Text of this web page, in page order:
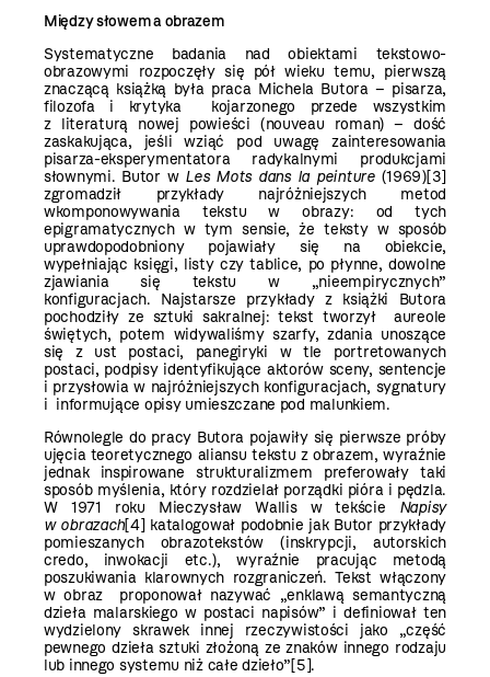
Między słowem a obrazem
Systematyczne badania nad obiektami tekstowo-
obrazowymi rozpoczęły się pół wieku temu, pierwszą
znaczącą książką była praca Michela Butora – pisarza,
filozofa i krytyka kojarzonego przede wszystkim
z literaturą nowej powieści (nouveau roman) – dość
zaskakująca, jeśli wziąć pod uwagę zainteresowania
pisarza-eksperymentatora radykalnymi produkcjami
słownymi. Butor w Les Mots dans la peinture(1969)[3]
zgromadził przykłady najróżniejszych metod
wkomponowywania tekstu w obrazy: od tych
epigramatycznych w tym sensie, że teksty w sposób
uprawdopodobniony pojawiały się na obiekcie,
wypełniając księgi, listy czy tablice, po płynne, dowolne
zjawiania się tekstu w „nieempirycznych”
konfiguracjach. Najstarsze przykłady z książki Butora
pochodziły ze sztuki sakralnej: tekst tworzył aureole
świętych, potem widywaliśmy szarfy, zdania unoszące
się z ust postaci, panegiryki w tle portretowanych
postaci, podpisy identyfikujące aktorów sceny, sentencje
i przysłowia w najróżniejszych konfiguracjach, sygnatury
i informujące opisy umieszczane pod malunkiem.
Równolegle do pracy Butora pojawiły się pierwsze próby
ujęcia teoretycznego aliansu tekstu z obrazem, wyraźnie
jednak inspirowane strukturalizmem preferowały taki
sposób myślenia, który rozdzielał porządki pióra i pędzla.
W 1971 roku Mieczysław Wallis w tekście Napisy
w obrazach[4] katalogował podobnie jak Butor przykłady
pomieszanych obrazotekstów (inskrypcji, autorskich
credo, inwokacji etc.), wyraźnie pracując metodą
poszukiwania klarownych rozgraniczeń. Tekst włączony
w obraz proponował nazywać „enklawą semantyczną
dzieła malarskiego w postaci napisów” i definiował ten
wydzielony skrawek innej rzeczywistości jako „część
pewnego dzieła sztuki złożoną ze znaków innego rodzaju
lub innego systemu niż całe dzieło”[5].